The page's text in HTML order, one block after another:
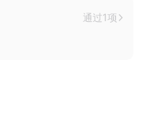
通过1项